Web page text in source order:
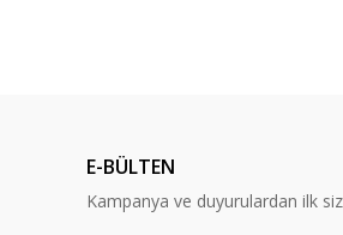
Ürün bilgilerinde hatalar
Ürün fiyatı diğer sitelerden
M... Z... | 24/06/2026
E-BÜLTEN
Kampanya ve duyurulardan ilk